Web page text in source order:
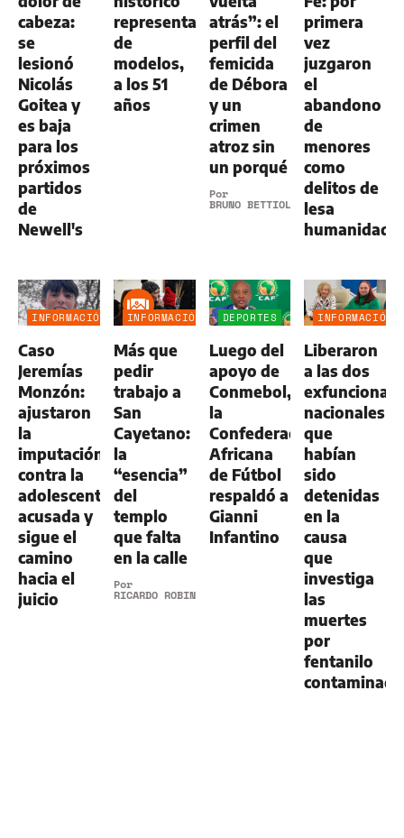
cabeza:
se
lesionó
Nicolás
Goitea y
es baja
para los
próximos
partidos
de
Newell's
representante
de
modelos,
a los 51
años
atrás”: el
perfil del
femicida
de Débora
y un
crimen
atroz sin
un porqué
Por
BRUNO BETTIOL
primera
vez
juzgaron
el
abandono
de
menores
como
delitos de
lesa
humanidad
INFORMACIÓN
Caso
Jeremías
Monzón:
ajustaron
la
imputación
contra la
adolescente
acusada y
sigue el
camino
hacia el
juicio
INFORMACIÓN
Más que
pedir
trabajo a
San
Cayetano:
la
“esencia”
del
templo
que falta
en la calle
Por
RICARDO ROBINS
DEPORTES
Luego del
apoyo de
Conmebol,
la
Confederación
Africana
de Fútbol
respaldó a
Gianni
Infantino
INFORMACIÓN
Liberaron
a las dos
nacionales
que
habían
sido
detenidas
en la
causa
que
investiga
las
muertes
por
fentanilo
contaminado